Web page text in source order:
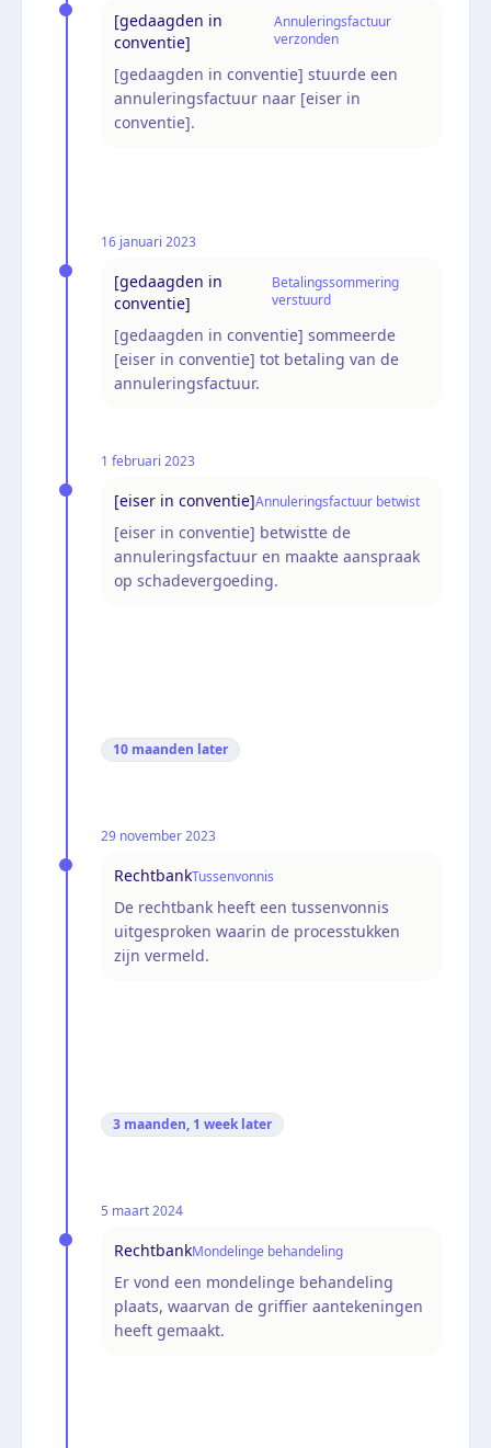
[gedaagden in
conventie]
Annuleringsfactuur
verzonden
[gedaagden in conventie] stuurde een
annuleringsfactuur naar [eiser in
conventie].
16 januari 2023
[gedaagden in
conventie]
Betalingssommering
verstuurd
[gedaagden in conventie] sommeerde
[eiser in conventie] tot betaling van de
annuleringsfactuur.
1 februari 2023
[eiser in conventie]Annuleringsfactuur betwist
[eiser in conventie] betwistte de
annuleringsfactuur en maakte aanspraak
op schadevergoeding.
10 maanden later
29 november 2023
RechtbankTussenvonnis
De rechtbank heeft een tussenvonnis
uitgesproken waarin de processtukken
zijn vermeld.
3 maanden, 1 week later
5 maart 2024
RechtbankMondelinge behandeling
Er vond een mondelinge behandeling
plaats, waarvan de griffier aantekeningen
heeft gemaakt.